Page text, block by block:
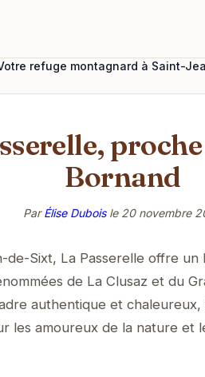
refuge montagnard à Saint-
Bornand
ParÉlise Duboisle 20 novembre
de-Sixt, La Passerelle offre
de La Clusaz et du
authentique et
les amoureux de la nature et